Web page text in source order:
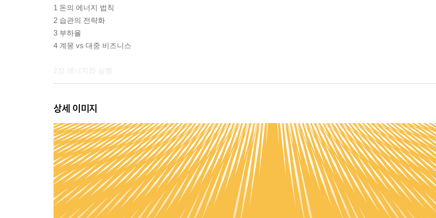
1 돈의 에너지 법칙
2 습관의 전략화
3 부하율
4 계몽 vs 대중 비즈니스
2 좋아하는 일 vs 돈이 되는 일
3 실행력의 구조
4 가르치는 자의 자격
3장 사업가의 사고방식
1 설계자의 사고법
2 끌어당김의 종결
3 똑똑함의 저주
상세 이미지